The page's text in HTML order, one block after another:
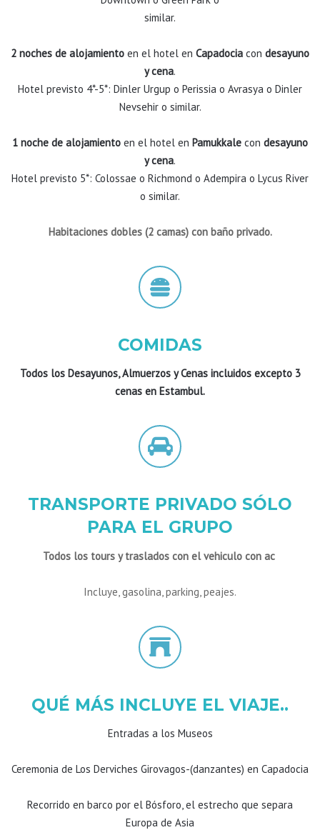
similar.
2 noches de alojamiento en el hotel en Capadocia con desayuno
y cena.
Hotel previsto 4*-5*: Dinler Urgup o Perissia o Avrasya o Dinler
Nevsehir o similar.
1 noche de alojamiento en el hotel en Pamukkale con desayuno
y cena.
Hotel previsto 5*: Colossae o Richmond o Adempira o Lycus River
o similar.
Habitaciones dobles (2 camas) con baño privado.
COMIDAS
Todos los Desayunos, Almuerzos y Cenas incluidos excepto3
cenas en Estambul.
TRANSPORTE PRIVADO SÓLO
PARA EL GRUPO
Todos los tours y traslados con el vehiculo con ac
Incluye, gasolina, parking, peajes.
QUÉ MÁS INCLUYE EL VIAJE..
Entradas a los Museos
Ceremonia de Los Derviches Girovagos-(danzantes) en Capadocia
Recorrido en barco por el Bósforo, el estrecho que separa
Europa de Asia